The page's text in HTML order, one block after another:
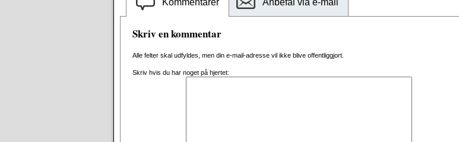
Kommentarer Anbefal via e-mail
Skriv en kommentar
Alle felter skal udfyldes, men din e-mail-adresse vil ikke blive offentliggjort.
Skriv hvis du har noget på hjertet: